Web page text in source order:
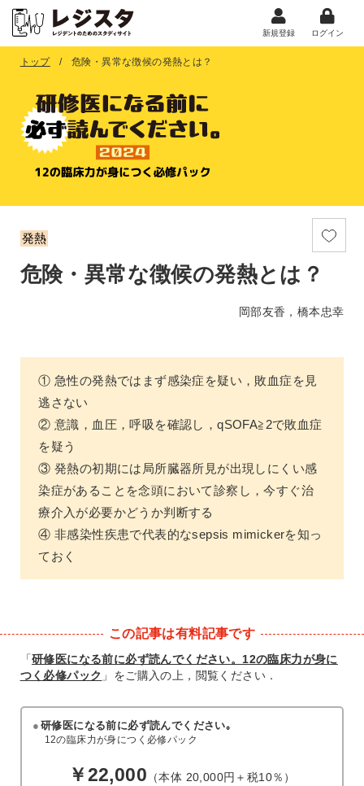
新規登録 ログイン
トップ 危険・異常な徴候の発熱とは？
発熱
危険・異常な徴候の発熱とは？
岡部友香，橋本忠幸
① 急性の発熱ではまず感染症を疑い，敗血症を見
逃さない
② 意識，血圧，呼吸を確認し，qSOFA≧2で敗血症
を疑う
③ 発熱の初期には局所臓器所見が出現しにくい感
染症があることを念頭において診察し，今すぐ治
療介入が必要かどうか判断する
④ 非感染性疾患で代表的なsepsis mimickerを知っ
ておく
この記事は有料記事です
「研修医になる前に必ず読んでください。12の臨床力が身に
つく必修パック 」をご購入の上，閲覧ください．
研修医になる前に必ず読んでください｡
12の臨床力が身につく必修パック
￥22,000 （本体 20,000円＋税10％）